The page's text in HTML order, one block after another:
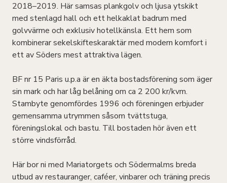
2018–2019. Här samsas plankgolv och ljusa ytskikt
med stenlagd hall och ett helkaklat badrum med
golvvärme och exklusiv hotellkänsla. Ett hem som
kombinerar sekelskifteskaraktär med modern komfort i
ett av Söders mest attraktiva lägen.
BF nr 15 Paris u.p.a är en äkta bostadsförening som äger
sin mark och har låg belåning om ca 2 200 kr/kvm.
Stambyte genomfördes 1996 och föreningen erbjuder
gemensamma utrymmen såsom tvättstuga,
föreningslokal och bastu. Till bostaden hör även ett
större vindsförråd.
Här bor ni med Mariatorgets och Södermalms breda
utbud av restauranger, caféer, vinbarer och träning precis